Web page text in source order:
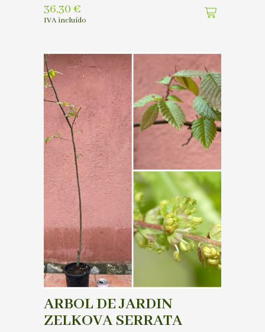
36,30 €
IVA incluído
ARBOL DE JARDIN
ZELKOVA SERRATA